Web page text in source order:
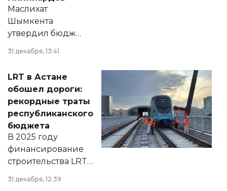
Маслихат
Шымкента
утвердил бюджет
города на 2026–
2028 годы.
документ
появился в базе
нормативных
правовых актов и
на сайте маслихат
города.
31 декабря, 13:41
LRT в Астане
обошел дороги:
рекордные траты
республиканского
бюджета
В 2025 году
финансирование
строительства LRT
в Астане из
республиканского
31 декабря, 12:39